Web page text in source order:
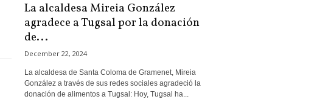
La alcaldesa Mireia González
agradece a Tugsal por la donación
de...
December 22, 2024
La alcaldesa de Santa Coloma de Gramenet, Mireia
González a través de sus redes sociales agradeció la
donación de alimentos a Tugsal: Hoy, Tugsal ha...